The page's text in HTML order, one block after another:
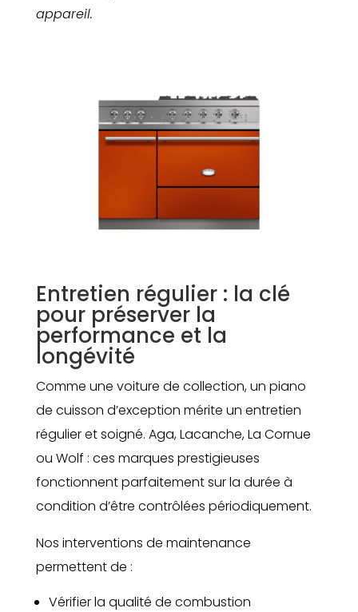
appareil.
Entretien régulier : la clé
pour préserver la
performance et la
longévité
Comme une voiture de collection, un piano
de cuisson d’exception mérite un entretien
régulier et soigné. Aga, Lacanche, La Cornue
ou Wolf : ces marques prestigieuses
fonctionnent parfaitement sur la durée à
condition d’être contrôlées périodiquement.
Nos interventions de maintenance
permettent de :
Vérifier la qualité de combustion